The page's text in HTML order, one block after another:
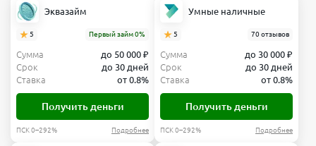
Эквазайм
5 Первый займ 0%
Сумма
до 50 000 ₽
Срок
до 30 дней
Ставка
от 0.8%
Получить деньги
ПСК 0–292% Подробнее
Умные наличные
5 70 отзывов
Сумма
до 30 000 ₽
Срок
до 30 дней
Ставка
от 0.8%
Получить деньги
ПСК 0–292% Подробнее